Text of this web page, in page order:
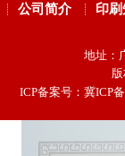
公司简介 印
地址：
ICP备案号： 冀ICP